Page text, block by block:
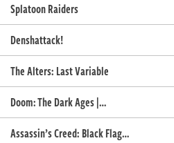
Splatoon Raiders
Denshattack!
The Alters: Last Variable
Doom: The Dark Ages |…
Assassin’s Creed: Black Flag…